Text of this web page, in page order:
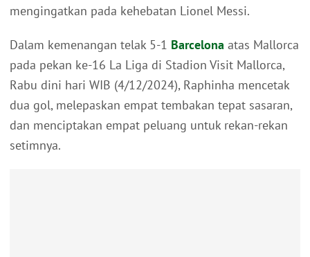
mengingatkan pada kehebatan Lionel Messi.
Dalam kemenangan telak 5-1 Barcelona atas Mallorca
pada pekan ke-16 La Liga di Stadion Visit Mallorca,
Rabu dini hari WIB (4/12/2024), Raphinha mencetak
dua gol, melepaskan empat tembakan tepat sasaran,
dan menciptakan empat peluang untuk rekan-rekan
setimnya.